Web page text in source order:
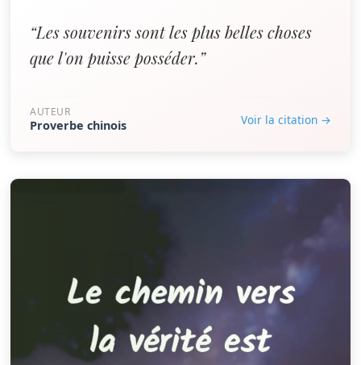
“Les souvenirs sont les plus belles choses
que l'on puisse posséder.”
AUTEUR
Proverbe chinois Voir la citation →